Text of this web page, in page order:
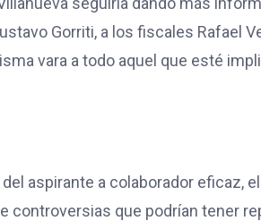
Gorriti, a los fiscales Rafael
vara a todo aquel que esté
aspirante a colaborador eficaz,
controversias que podrían tener